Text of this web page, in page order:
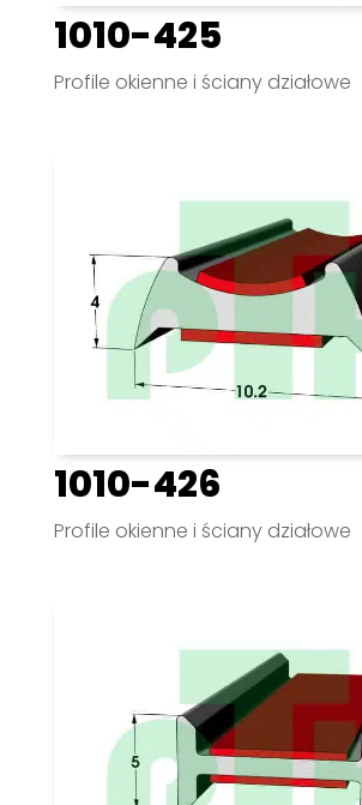
1010-425
Profile okienne i ściany działowe
1010-426
Profile okienne i ściany działowe